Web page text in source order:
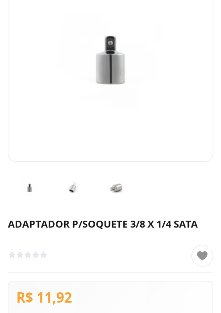
ADAPTADOR P/SOQUETE 3/8 X 1/4 SATA
R$ 11,92